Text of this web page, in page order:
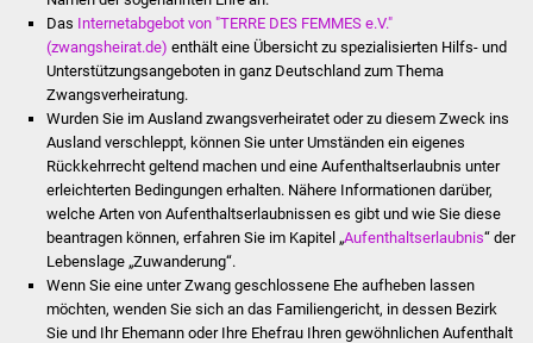
Gesundheit und Notfall
Ärzte und Apotheken
Pflege von Angehörigen
Hitzewarnung / UV-
ÖPNV
Das Internetabgebot von "TERRE DES FEMMES e.V."
(zwangsheirat.de) enthält eine Übersicht zu spezialisierten Hilfs- und
Unterstützungsangeboten in ganz Deutschland zum Thema
Zwangsverheiratung.
Wurden Sie im Ausland zwangsverheiratet oder zu diesem Zweck ins
Ausland verschleppt, können Sie unter Umständen ein eigenes
Rückkehrrecht geltend machen und eine Aufenthaltserlaubnis unter
erleichterten Bedingungen erhalten. Nähere Informationen darüber,
welche Arten von Aufenthaltserlaubnissen es gibt und wie Sie diese
beantragen können, erfahren Sie im Kapitel „Aufenthaltserlaubnis“ der
Lebenslage „Zuwanderung“.
Wenn Sie eine unter Zwang geschlossene Ehe aufheben lassen
möchten, wenden Sie sich an das Familiengericht, in dessen Bezirk
Sie und Ihr Ehemann oder Ihre Ehefrau Ihren gewöhnlichen Aufenthalt